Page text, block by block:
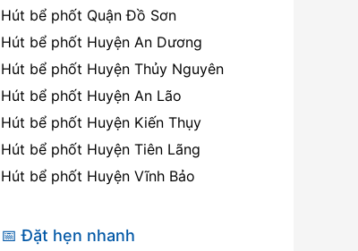
Hút bể phốt Quận Đồ Sơn
Hút bể phốt Huyện An Dương
Hút bể phốt Huyện Thủy Nguyên
Hút bể phốt Huyện An Lão
Hút bể phốt Huyện Kiến Thụy
Hút bể phốt Huyện Tiên Lãng
Hút bể phốt Huyện Vĩnh Bảo
📅 Đặt hẹn nhanh